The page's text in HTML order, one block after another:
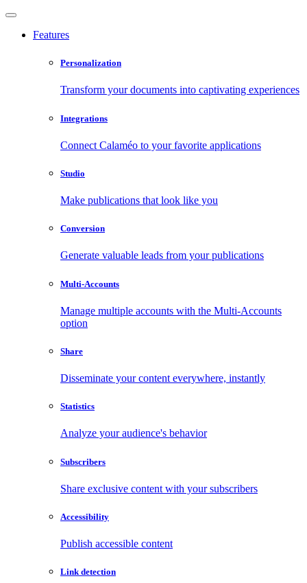
Features
Personalization
Transform your documents into captivating experiences
Integrations
Connect Calaméo to your favorite applications
Studio
Make publications that look like you
Conversion
Generate valuable leads from your publications
Multi-Accounts
Manage multiple accounts with the Multi-Accounts
option
Share
Disseminate your content everywhere, instantly
Statistics
Analyze your audience's behavior
Subscribers
Share exclusive content with your subscribers
Accessibility
Publish accessible content
Link detection